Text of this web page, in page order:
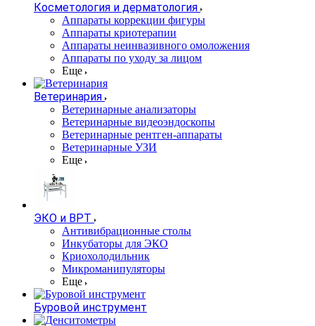
Косметология и дерматология
Аппараты коррекции фигуры
Аппараты криотерапии
Аппараты неинвазивного омоложения
Аппараты по уходу за лицом
Еще
Ветеринария
Ветеринарные анализаторы
Ветеринарные видеоэндоскопы
Ветеринарные рентген-аппараты
Ветеринарные УЗИ
Еще
ЭКО и ВРТ
Антивибрационные столы
Инкубаторы для ЭКО
Криохолодильник
Микроманипуляторы
Еще
Буровой инструмент